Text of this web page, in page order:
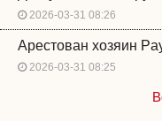
2026-03-31 08:26
Арестован хозяин
2026-03-31 08:25